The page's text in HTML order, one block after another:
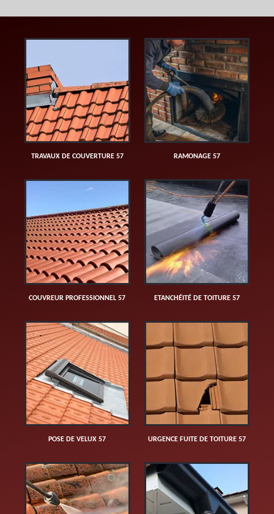
TRAVAUX DE COUVERTURE 57 RAMONAGE 57
COUVREUR PROFESSIONNEL 57 ETANCHÉITÉ DE TOITURE 57
POSE DE VELUX 57 URGENCE FUITE DE TOITURE 57